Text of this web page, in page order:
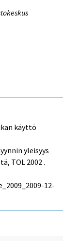
käyttö
yleisyys
TOL 2002 .
12-